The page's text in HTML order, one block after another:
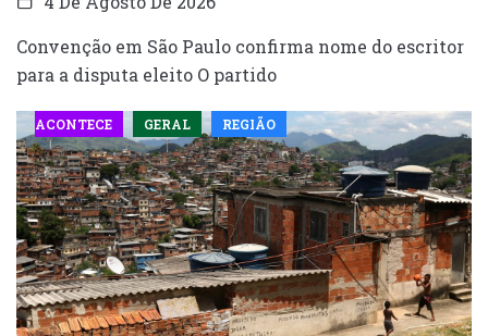
Convenção em São Paulo confirma nome do escritor
para a disputa eleito O partido
ACONTECE GERAL REGIÃO